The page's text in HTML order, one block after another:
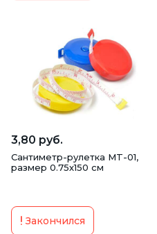
3,80 руб.
Сантиметр-рулетка MT-01,
размер 0.75х150 см
Закончился